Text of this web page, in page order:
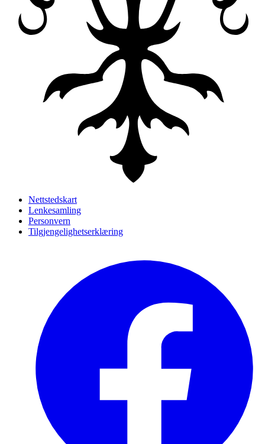
Nettstedskart
Lenkesamling
Personvern
Tilgjengelighetserklæring